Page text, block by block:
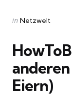
Categories
Posted
in Netzwelt
Eiern)